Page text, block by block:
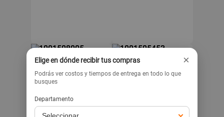
Elige en dónde recibir tus compras ×
Podrás ver costos y tiempos de entrega en todo lo que
busques
Departamento